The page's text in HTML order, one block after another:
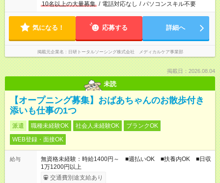
10名以上の大量募集 / 電話対応なし / パソコンスキル不要
気になる！ 応募する 詳細へ
掲載元企業名 日研トータルソーシング株式会社 メディカルケア事業部
掲載日：2026.08.04
未読
【オープニング募集】おばあちゃんのお散歩付き
添いも仕事の1つ
派遣 職種未経験OK 社会人未経験OK
ブランクOK
WEB登録・面接OK
給与
無資格未経験：時給1400円～ ■週払いOK ■扶養内OK ■日収
1万1200円以上
交通費別途支給あり